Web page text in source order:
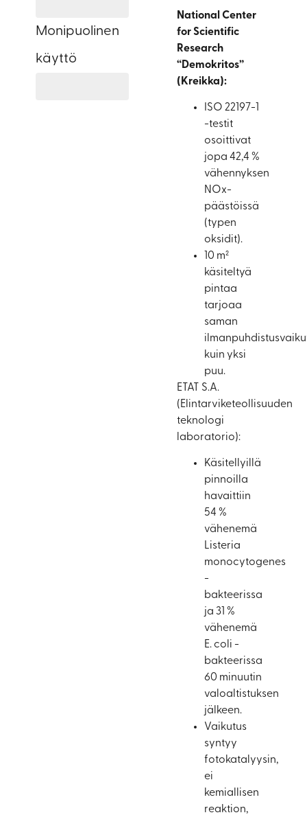
Monipuolinen
käyttö
Toimii betonilla, rappauksella, luonnonkivellä,
National Center
for Scientific
Research
“Demokritos”
(Kreikka):
ISO 22197-1
-testit
osoittivat
jopa 42,4 %
vähennyksen
NOx-
päästöissä
(typen
oksidit).
10 m²
käsiteltyä
pintaa
tarjoaa
saman
kuin yksi
puu.
ETAT S.A.
(Elintarviketeollisuuden
teknologi
laboratorio):
Käsitellyillä
pinnoilla
havaittiin
54 %
vähenemä
Listeria
monocytogenes
-
bakteerissa
ja 31 %
vähenemä
E. coli -
bakteerissa
60 minuutin
valoaltistuksen
jälkeen.
Vaikutus
syntyy
fotokatalyysin,
ei
kemiallisen
reaktion,